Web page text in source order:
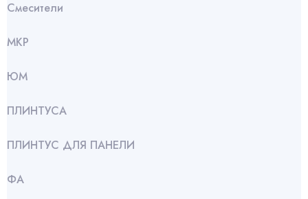
Смесители
МКР
ЮМ
ПЛИНТУСА
ПЛИНТУС ДЛЯ ПАНЕЛИ
ФА